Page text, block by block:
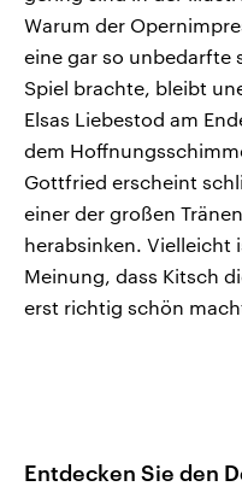
Warum der
eine gar so unbedarfte
Spiel brachte, bleibt
Elsas Liebestod am
dem
Gottfried erscheint
einer der großen
herabsinken. Vielleicht
Meinung, dass Kitsch
erst richtig schön
Entdecken Sie den